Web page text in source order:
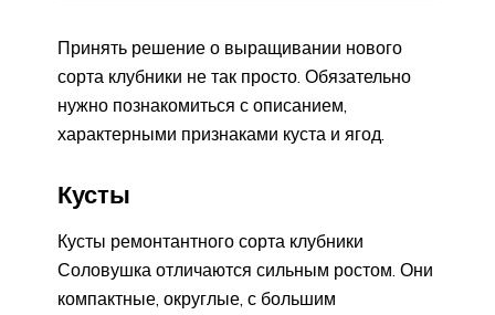
Принять решение о выращивании нового
сорта клубники не так просто. Обязательно
нужно познакомиться с описанием,
характерными признаками куста и ягод.
Кусты
Кусты ремонтантного сорта клубники
Соловушка отличаются сильным ростом. Они
компактные, округлые, с большим